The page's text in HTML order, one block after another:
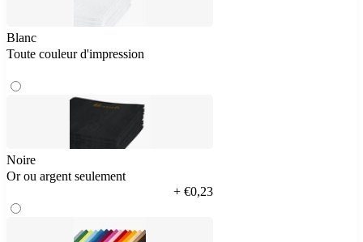
Blanc
Toute couleur d'impression
Noire
Or ou argent seulement
+ €0,23